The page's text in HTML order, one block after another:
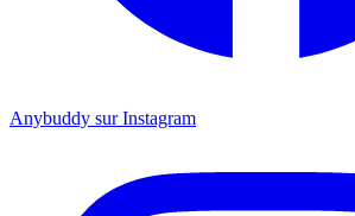
Anybuddy sur Instagram